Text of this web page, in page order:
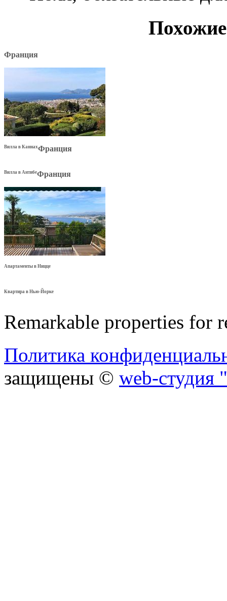
Франция
Вилла в КаннахФранция
Вилла в АнтибеФранция
Апартаменты в Ницце
Квартира в Нью-Йорке
Remarkable properties for
Политика
защищены © web-студия